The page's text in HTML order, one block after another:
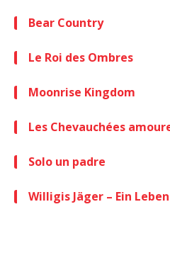
Bear Country
Le Roi des Ombres
Moonrise Kingdom
Les Chevauchées
Solo un padre
Willigis Jäger – Ein